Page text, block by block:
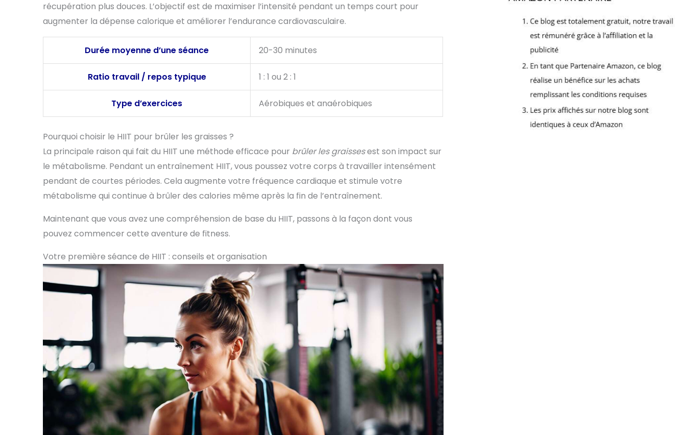
récupération plus douces. L’objectif est de maximiser l’intensité pendant un temps court pour
augmenter la dépense calorique et améliorer l’endurance cardiovasculaire.
Durée moyenne d’une séance 20-30 minutes
Ratio travail / repos typique 1 : 1 ou 2 : 1
Type d’exercices Aérobiques et anaérobiques
Pourquoi choisir le HIIT pour brûler les graisses ?
La principale raison qui fait du HIIT une méthode efficace pour brûler les graissesest son impact sur
le métabolisme. Pendant un entraînement HIIT, vous poussez votre corps à travailler intensément
pendant de courtes périodes. Cela augmente votre fréquence cardiaque et stimule votre
métabolisme qui continue à brûler des calories même après la fin de l’entraînement.
Maintenant que vous avez une compréhension de base du HIIT, passons à la façon dont vous
pouvez commencer cette aventure de fitness.
Votre première séance de HIIT : conseils et organisation